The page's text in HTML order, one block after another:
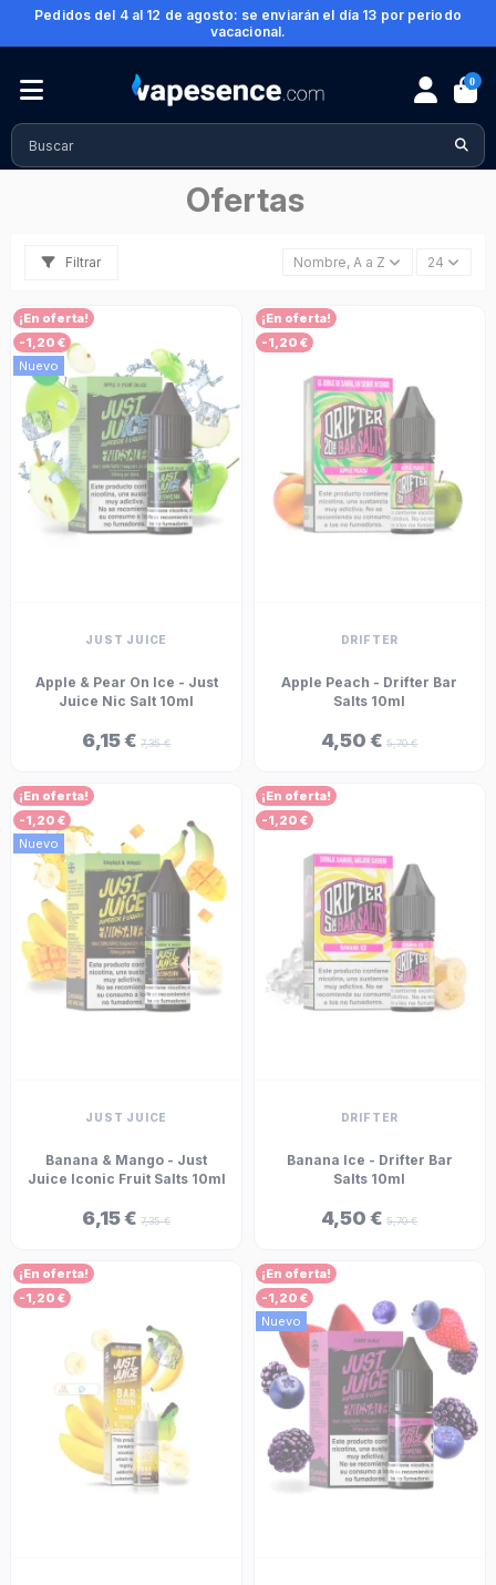
Pedidos del 4 al 12 de agosto: se enviarán el día 13 por periodo
vacacional.
0
Inicio Ofertas
Ofertas
Filtrar Nombre, A a Z 24
¡En oferta!
-1,20 €
Nuevo
JUST JUICE
Apple & Pear On Ice - Just
Juice Nic Salt 10ml
6,15 €7,35 €
¡En oferta!
-1,20 €
DRIFTER
Apple Peach - Drifter Bar
Salts 10ml
4,50 €5,70 €
¡En oferta!
-1,20 €
Nuevo
JUST JUICE
Banana & Mango - Just
Juice Iconic Fruit Salts 10ml
6,15 €7,35 €
¡En oferta!
-1,20 €
DRIFTER
Banana Ice - Drifter Bar
Salts 10ml
4,50 €5,70 €
¡En oferta!
-1,20 €
¡En oferta!
-1,20 €
Nuevo